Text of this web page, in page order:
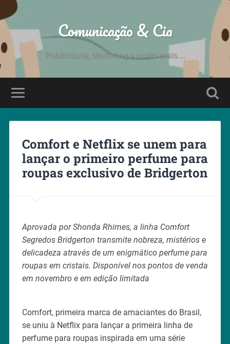
Comunicação & Cia
Publicidade, Marketing e muito mais....
Comfort e Netflix se unem para
lançar o primeiro perfume para
roupas exclusivo de Bridgerton
Aprovada por Shonda Rhimes, a linha Comfort
Segredos Bridgerton transmite nobreza, mistérios e
delicadeza através de um enigmático perfume para
roupas em cristais. Disponível nos pontos de venda
em novembro e em edição limitada
Comfort, primeira marca de amaciantes do Brasil,
se uniu à Netflix para lançar a primeira linha de
perfume para roupas inspirada em uma série